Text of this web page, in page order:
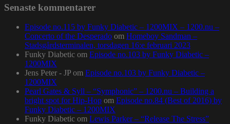
Senaste kommentarer
Episode no.115 by Funky Diabetic – 1200MIX – 1200.nu –
Concerto of the Desperado om Homeboy Sandman –
Stadsgårdsterminalen, torsdagen 16:e februari 2023
Funky Diabetic om Episode no.103 by Funky Diabetic –
1200MIX
Jens Peter - JP om Episode no.103 by Funky Diabetic –
1200MIX
Pearl Gates & Syll – “Symphonic” – 1200.nu – Building a
bright spot for Hip-Hop om Episode no.84 (Best of 2016) by
Funky Diabetic – 1200MIX
Funky Diabetic om Lewis Parker – “Release The Stress”